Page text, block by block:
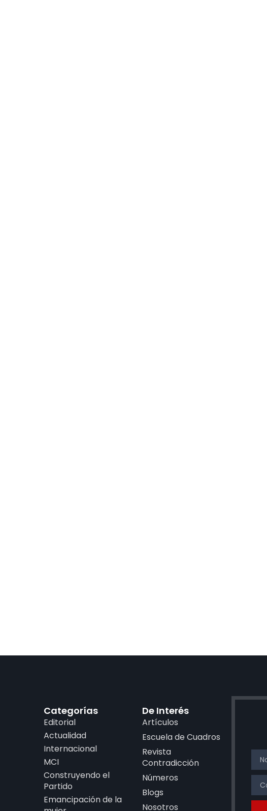
Categorías
Editorial
Actualidad
Internacional
MCI
Construyendo el
Partido
Emancipación de la
De Interés
Artículos
Escuela de Cuadros
Revista
Contradicción
Números
Blogs
Nosotros